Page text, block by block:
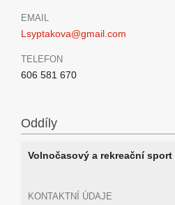
EMAIL
Lsyptakova@gmail.com
TELEFON
606 581 670
Oddíly
Volnočasový a rekreační sport
KONTAKTNÍ ÚDAJE